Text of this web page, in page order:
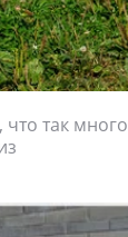
так много